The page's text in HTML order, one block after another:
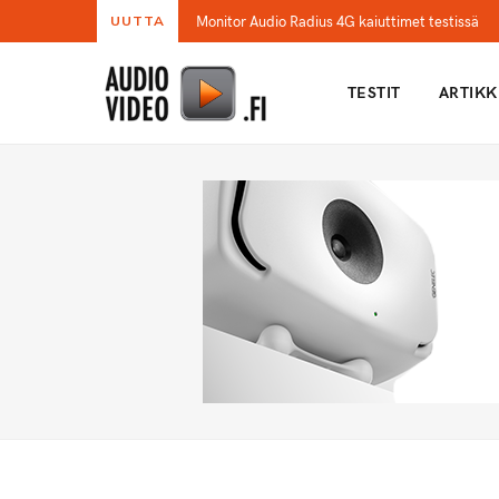
UUTTA Monitor Audio Radius 4G kaiuttimet testissä
TESTIT